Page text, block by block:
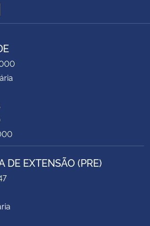
DE EXTENSÃO (PRE)